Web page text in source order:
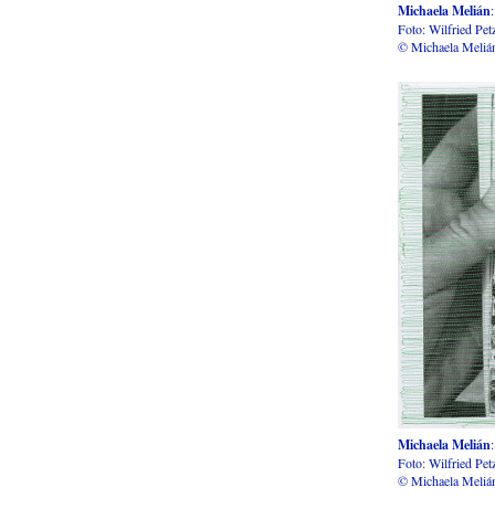
Michaela Melián
Foto: Wilfried
© Michaela
Michaela Melián
Foto: Wilfried
© Michaela